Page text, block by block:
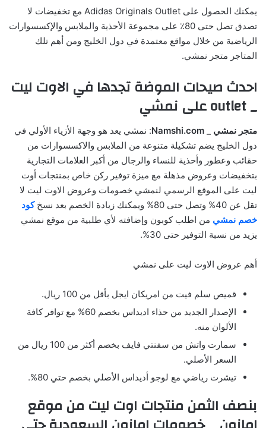
يمكنك الحصول على Adidas Originals Outlet مع تخفيضات لا
تصدق تصل حتى 80٪ على مجموعة الأحذية والملابس والإكسسوارات
الرياضية من خلال مواقع معتمدة في دول الخليج ومن أهم تلك
المتاجر متجر نمشي.
احدث صيحات الموضة تجدها في الاوت ليت
_
outletعلى نمشي
متجر نمشي _ Namshi.com
: نمشي يعد هو وجهة الأزياء الأولي في
دول الخليج يضم تشكيلة متنوعة من الملابس والاكسسوارات من
حقائب وعطور وأحذية للنساء والرجال من أكبر العلامات التجارية
بتخفيضات وعروض مذهلة مع ميزة توفير ركن خاص بمنتجات أوت
ليت على الموقع الرسمي لنمشي خصومات وعروض الاوت ليت لا
تقل عن 40% وتصل حتى 80% ويمكنك زيادة الخصم بعد نسخ
كود
خصم نمشي من اطلب كوبون وإضافته لأي طلبية من موقع نمشي
يزيد من نسبة التوفير حتى 30%.
أهم عروض الاوت ليت على نمشي
قميص سلم فيت من امريكان ايجل بأقل من 100 ريال.
الإصدار الجديد من حذاء اديداس بخصم 60% مع توافر كافة
الألوان منه.
سمارت واتش من سفنتي فايف بخصم أكثر من 100 ريال من
السعر الأصلي.
تيشرت رياضي مع لوجو أديداس الأصلي بخصم حتي 80%.
بنصف الثمن منتجات اوت ليت من موقع